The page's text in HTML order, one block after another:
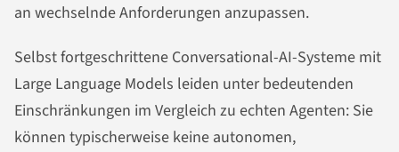
an wechselnde Anforderungen anzupassen.
Selbst fortgeschrittene Conversational-AI-Systeme mit
Large Language Models leiden unter bedeutenden
Einschränkungen im Vergleich zu echten Agenten: Sie
können typischerweise keine autonomen,